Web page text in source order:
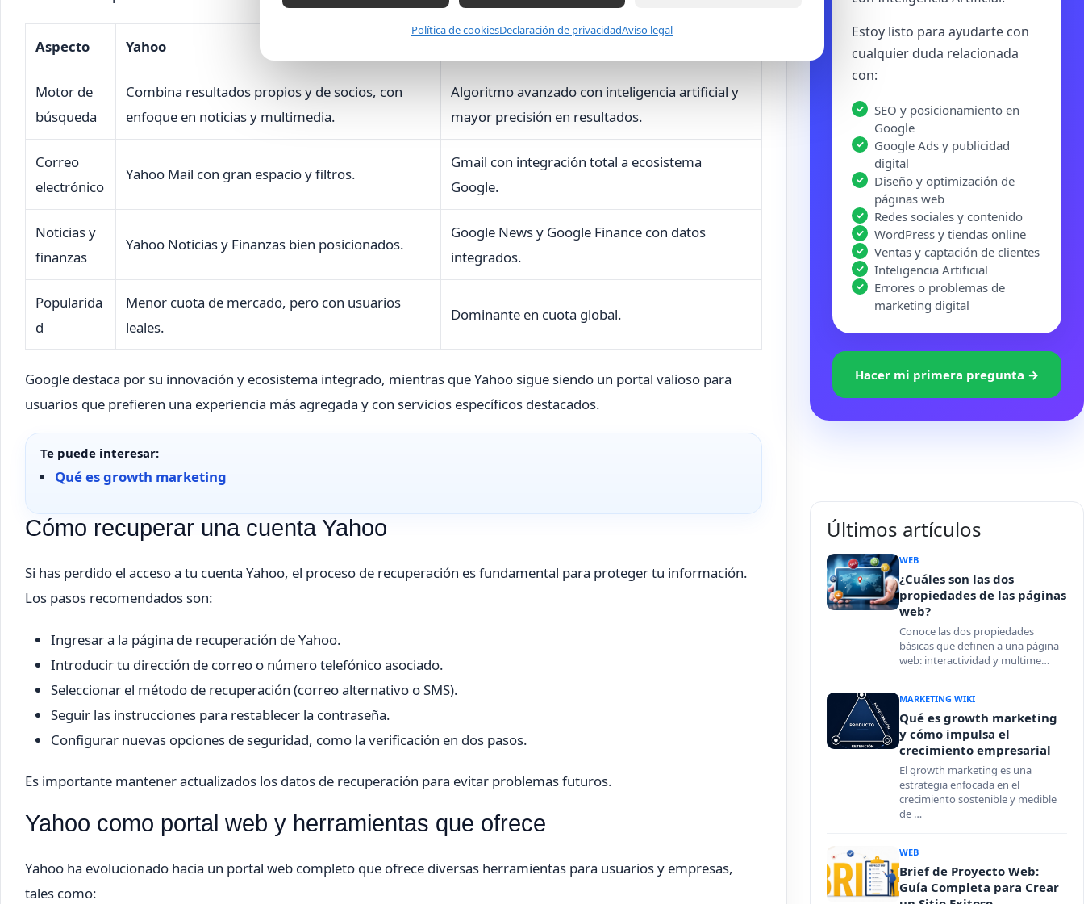
Aspecto Yahoo
Motor de
búsqueda
Combina resultados propios y de socios, con
enfoque en noticias y multimedia.
Algoritmo avanzado con inteligencia artificial y
mayor precisión en resultados.
Correo
electrónico
Yahoo Mail con gran espacio y filtros.
Gmail con integración total a ecosistema
Google.
Noticias y
finanzas
Yahoo Noticias y Finanzas bien posicionados.
Google News y Google Finance con datos
integrados.
Popularida
d
Menor cuota de mercado, pero con usuarios
leales.
Dominante en cuota global.
Google destaca por su innovación y ecosistema integrado, mientras que Yahoo sigue siendo un portal valioso para
usuarios que prefieren una experiencia más agregada y con servicios específicos destacados.
Te puede interesar:
Qué es growth marketing
Cómo recuperar una cuenta Yahoo
Si has perdido el acceso a tu cuenta Yahoo, el proceso de recuperación es fundamental para proteger tu información.
Los pasos recomendados son:
Ingresar a la página de recuperación de Yahoo.
Introducir tu dirección de correo o número telefónico asociado.
Seleccionar el método de recuperación (correo alternativo o SMS).
Seguir las instrucciones para restablecer la contraseña.
Configurar nuevas opciones de seguridad, como la verificación en dos pasos.
Es importante mantener actualizados los datos de recuperación para evitar problemas futuros.
Yahoo como portal web y herramientas que ofrece
Yahoo ha evolucionado hacia un portal web completo que ofrece diversas herramientas para usuarios y empresas,
tales como:
Estoy listo para ayudarte con
cualquier duda relacionada
con:
SEO y posicionamiento en
Google
Google Ads y publicidad
digital
Diseño y optimización de
páginas web
Redes sociales y contenido
WordPress y tiendas online
Ventas y captación de clientes
Inteligencia Artificial
Errores o problemas de
marketing digital
Hacer mi primera pregunta →
Últimos artículos
WEB
¿Cuáles son las dos
propiedades de las páginas
web?
Conoce las dos propiedades
básicas que definen a una página
web: interactividad y multime…
MARKETING WIKI
Qué es growth marketing
y cómo impulsa el
crecimiento empresarial
El growth marketing es una
estrategia enfocada en el
crecimiento sostenible y medible
de …
WEB
Brief de Proyecto Web:
Guía Completa para Crear
Política de cookiesDeclaración de privacidadAviso legal